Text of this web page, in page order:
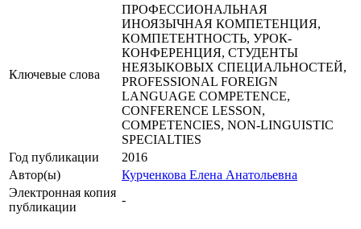
Ключевые cлова
ПРОФЕССИОНАЛЬНАЯ
ИНОЯЗЫЧНАЯ КОМПЕТЕНЦИЯ,
КОМПЕТЕНТНОСТЬ, УРОК-
КОНФЕРЕНЦИЯ, СТУДЕНТЫ
НЕЯЗЫКОВЫХ СПЕЦИАЛЬНОСТЕЙ,
PROFESSIONAL FOREIGN
LANGUAGE COMPETENCE,
CONFERENCE LESSON,
COMPETENCIES, NON-LINGUISTIC
SPECIALTIES
Год публикации
2016
Автор(ы)
Курченкова Елена Анатольевна
Электронная копия
публикации
-